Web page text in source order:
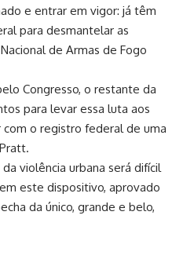
e entrar em vigor: já têm
para desmantelar as
de Armas de Fogo
Congresso, o restante da
para levar essa luta aos
o registro federal de uma
violência urbana será difícil
este dispositivo, aprovado
da único, grande e belo,